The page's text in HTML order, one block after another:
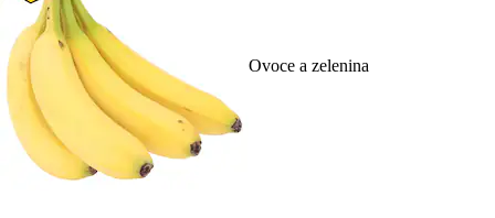
Ovoce a zelenina